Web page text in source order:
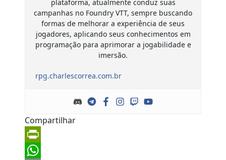
plataforma, atualmente conduz suas
campanhas no Foundry VTT, sempre buscando
formas de melhorar a experiência de seus
jogadores, aplicando seus conhecimentos em
programação para aprimorar a jogabilidade e
imersão.
rpg.charlescorrea.com.br
Compartilhar
PrintFriendly